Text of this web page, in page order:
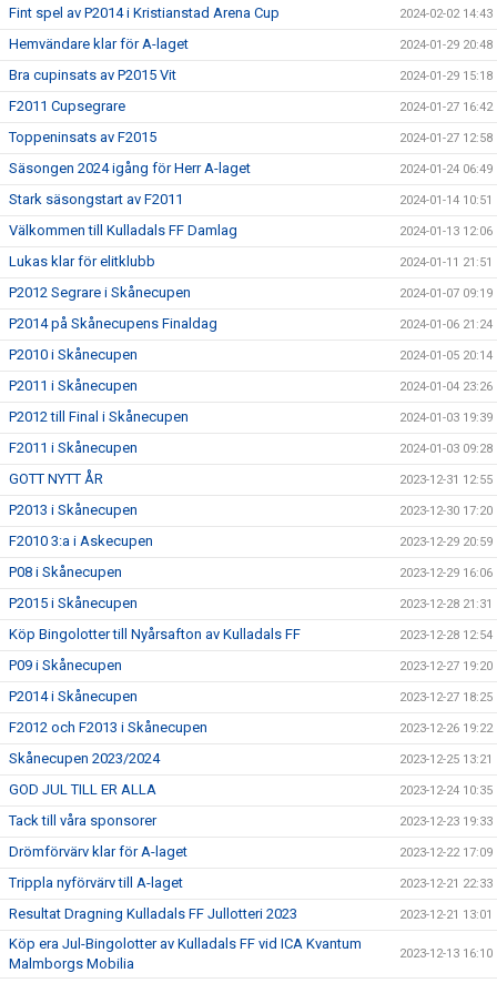
Fint spel av P2014 i Kristianstad Arena Cup 2024-02-02 14:43
Hemvändare klar för A-laget 2024-01-29 20:48
Bra cupinsats av P2015 Vit 2024-01-29 15:18
F2011 Cupsegrare 2024-01-27 16:42
Toppeninsats av F2015 2024-01-27 12:58
Säsongen 2024 igång för Herr A-laget 2024-01-24 06:49
Stark säsongstart av F2011 2024-01-14 10:51
Välkommen till Kulladals FF Damlag 2024-01-13 12:06
Lukas klar för elitklubb 2024-01-11 21:51
P2012 Segrare i Skånecupen 2024-01-07 09:19
P2014 på Skånecupens Finaldag 2024-01-06 21:24
P2010 i Skånecupen 2024-01-05 20:14
P2011 i Skånecupen 2024-01-04 23:26
P2012 till Final i Skånecupen 2024-01-03 19:39
F2011 i Skånecupen 2024-01-03 09:28
GOTT NYTT ÅR 2023-12-31 12:55
P2013 i Skånecupen 2023-12-30 17:20
F2010 3:a i Askecupen 2023-12-29 20:59
P08 i Skånecupen 2023-12-29 16:06
P2015 i Skånecupen 2023-12-28 21:31
Köp Bingolotter till Nyårsafton av Kulladals FF 2023-12-28 12:54
P09 i Skånecupen 2023-12-27 19:20
P2014 i Skånecupen 2023-12-27 18:25
F2012 och F2013 i Skånecupen 2023-12-26 19:22
Skånecupen 2023/2024 2023-12-25 13:21
GOD JUL TILL ER ALLA 2023-12-24 10:35
Tack till våra sponsorer 2023-12-23 19:33
Drömförvärv klar för A-laget 2023-12-22 17:09
Trippla nyförvärv till A-laget 2023-12-21 22:33
Resultat Dragning Kulladals FF Jullotteri 2023 2023-12-21 13:01
Köp era Jul-Bingolotter av Kulladals FF vid ICA Kvantum
Malmborgs Mobilia
2023-12-13 16:10